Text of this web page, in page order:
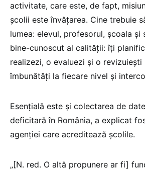
activitate, care este, de fapt,
școlii este învățarea. Cine trebuie
lumea: elevul, profesorul, școala și
bine-cunoscut al calității: îți
realizezi, o evaluezi și o revizuiești
îmbunătăți la fiecare nivel și
Esențială este și colectarea de
deficitară în România, a explicat
agenției care acreditează școlile.
„[N. red. O altă propunere ar fi]